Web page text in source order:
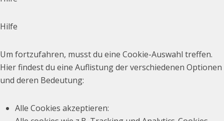
Hilfe
Um fortzufahren, musst du eine Cookie-Auswahl treffen.
Hier findest du eine Auflistung der verschiedenen Optionen
und deren Bedeutung:
Alle Cookies akzeptieren: